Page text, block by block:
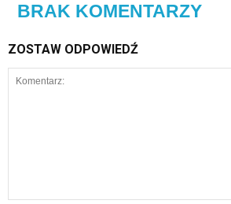
BRAK KOMENTARZY
ZOSTAW ODPOWIEDŹ